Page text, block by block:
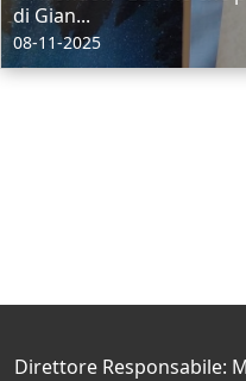
di Gian...
08-11-2025
Direttore Responsabile: